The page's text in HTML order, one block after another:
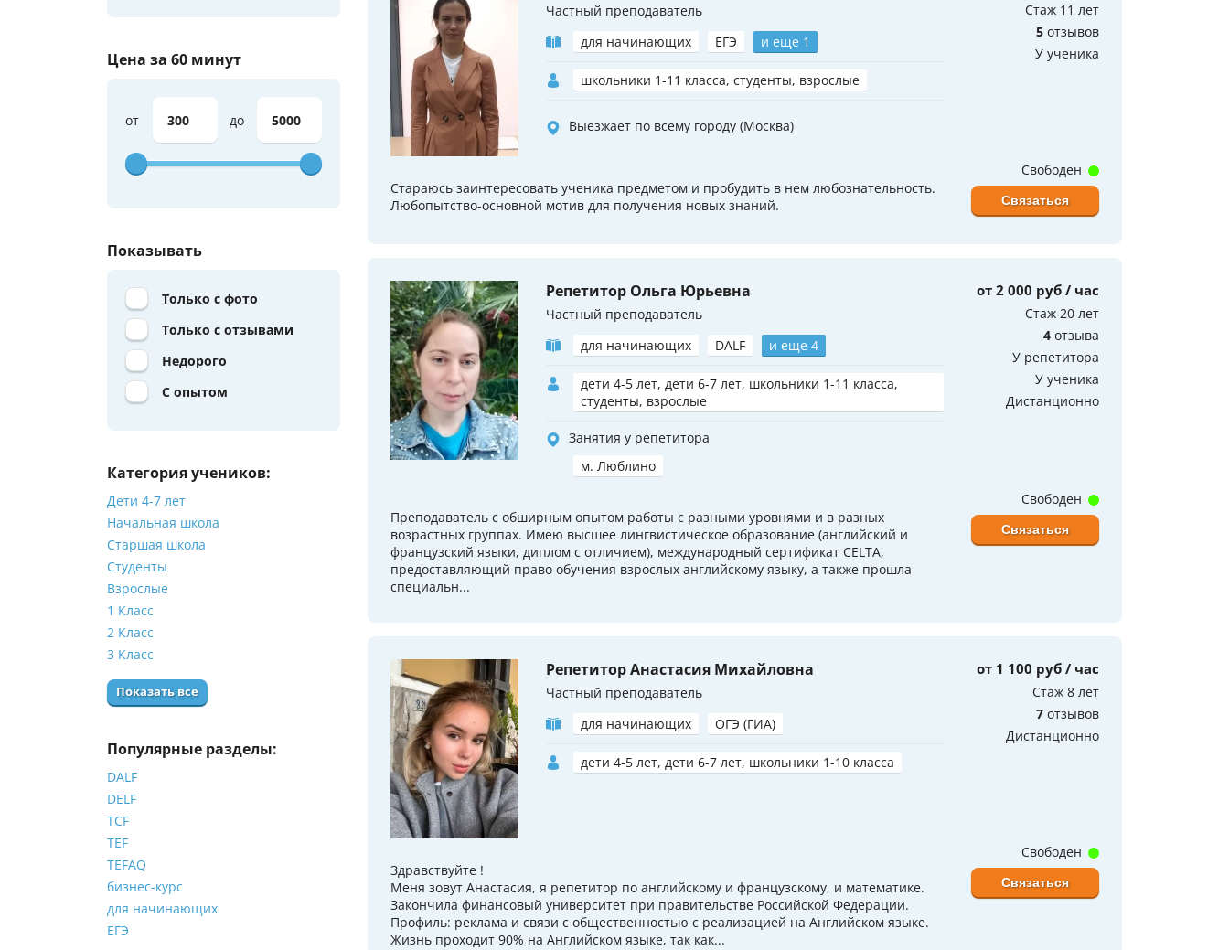
Цена за 60 минут
от до
Показывать
Только с фото
Только с отзывами
Недорого
С опытом
Категория учеников:
Дети 4-7 лет
Начальная школа
Старшая школа
Студенты
Взрослые
1 Класс
2 Класс
3 Класс
Показать все
Популярные разделы:
DALF
DELF
TCF
TEF
TEFAQ
бизнес-курс
для начинающих
ЕГЭ
Частный преподаватель
для начинающих
ЕГЭ и еще 1
школьники 1-11 класса, студенты, взрослые
Выезжает по всему городу (Москва)
Стаж 11 лет
5 отзывов
У ученика
Стараюсь заинтересовать ученика предметом и пробудить в нем любознательность.
Любопытство-основной мотив для получения новых знаний.
Свободен
Связаться
Репетитор Ольга Юрьевна
Частный преподаватель
для начинающих
DALF и еще 4
дети 4-5 лет, дети 6-7 лет, школьники 1-11 класса,
студенты, взрослые
Занятия у репетитора
м. Люблино
от 2 000 руб / час
Стаж 20 лет
4 отзыва
У репетитора
У ученика
Дистанционно
Преподаватель с обширным опытом работы с разными уровнями и в разных
возрастных группах. Имею высшее лингвистическое образование (английский и
французский языки, диплом с отличием), международный сертификат CELTA,
предоставляющий право обучения взрослых английскому языку, а также прошла
специальн...
Свободен
Связаться
Репетитор Анастасия Михайловна
Частный преподаватель
для начинающих
ОГЭ (ГИА)
дети 4-5 лет, дети 6-7 лет, школьники 1-10 класса
от 1 100 руб / час
Стаж 8 лет
7 отзывов
Дистанционно
Здравствуйте !
Меня зовут Анастасия, я репетитор по английскому и французскому, и математике.
Закончила финансовый университет при правительстве Российской Федерации.
Профиль: реклама и связи с общественностью с реализацией на Английском языке.
Жизнь проходит 90% на Английском языке, так как...
Свободен
Связаться